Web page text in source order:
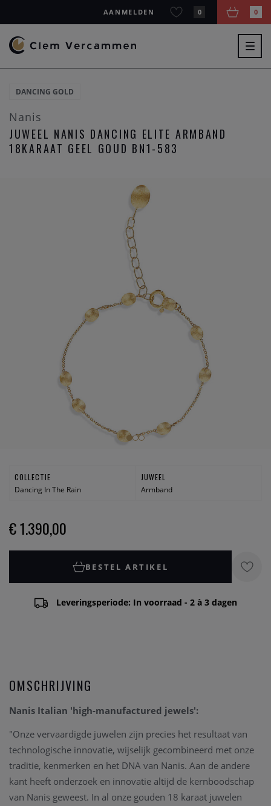
AANMELDEN 0 0
DANCING GOLD
Nanis
JUWEEL NANIS DANCING ELITE ARMBAND
18KARAAT GEEL GOUD BN1-583
COLLECTIE
Dancing In The Rain
JUWEEL
Armband
€ 1.390,00
BESTEL ARTIKEL
Leveringsperiode: In voorraad - 2 à 3 dagen
OMSCHRIJVING
Nanis Italian 'high-manufactured jewels':
"Onze vervaardigde juwelen zijn precies het resultaat van
technologische innovatie, wijselijk gecombineerd met onze
traditie, kenmerken en het DNA van Nanis. Aan de andere
kant heeft onderzoek en innovatie altijd de kernboodschap
van Nanis geweest. In al onze gouden 18 karaat juwelen